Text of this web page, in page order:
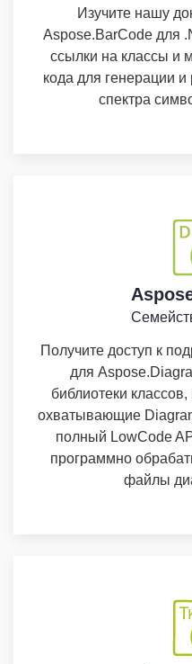
Изучите нашу
Aspose.BarCode для
ссылки на классы и
кода для генерации
спектра
Получите доступ к
для
библиотеки
охватывающие
полный LowCode
программно
файлы